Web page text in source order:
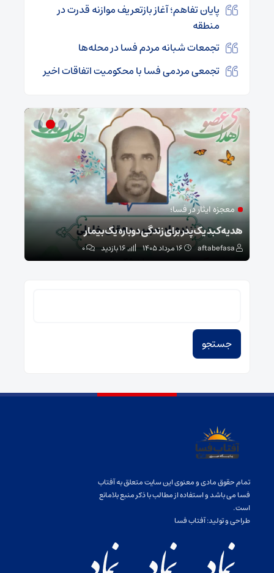
پایان تفاهم؛ آغاز بازتعریف موازنه قدرت در
منطقه
تجمعات شبانه مردم فسا در محله‌ها
تجمعی مردمی فسا با محکومیت اتفاقات اخیر
معجزه ایثار در فسا؛
هدیه کبد یک پدر برای زندگی دوباره یک بیمار
aftabefasa ۱۶ مرداد ۱۴۰۵ 16 بازدید ۰
تمام حقوق مادی و معنوی این سایت متعلق به آفتاب
فسا می باشد و استفاده از مطالب با ذکر منبع بلامانع
است.
طراحی و تولید:آفتاب فسا